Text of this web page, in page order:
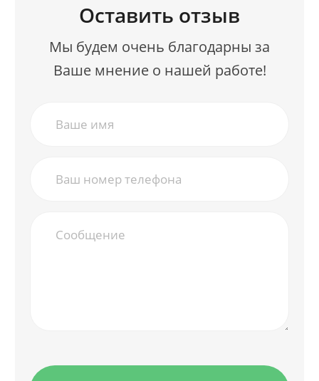
Оставить отзыв
Мы будем очень благодарны за
Ваше мнение о нашей работе!